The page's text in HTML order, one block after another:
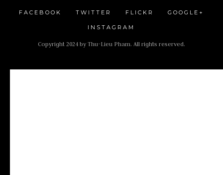
FACEBOOK TWITTER FLICKR GOOGLE+
INSTAGRAM
Copyright 2024 by Thu-Lieu Pham. All rights reserved.